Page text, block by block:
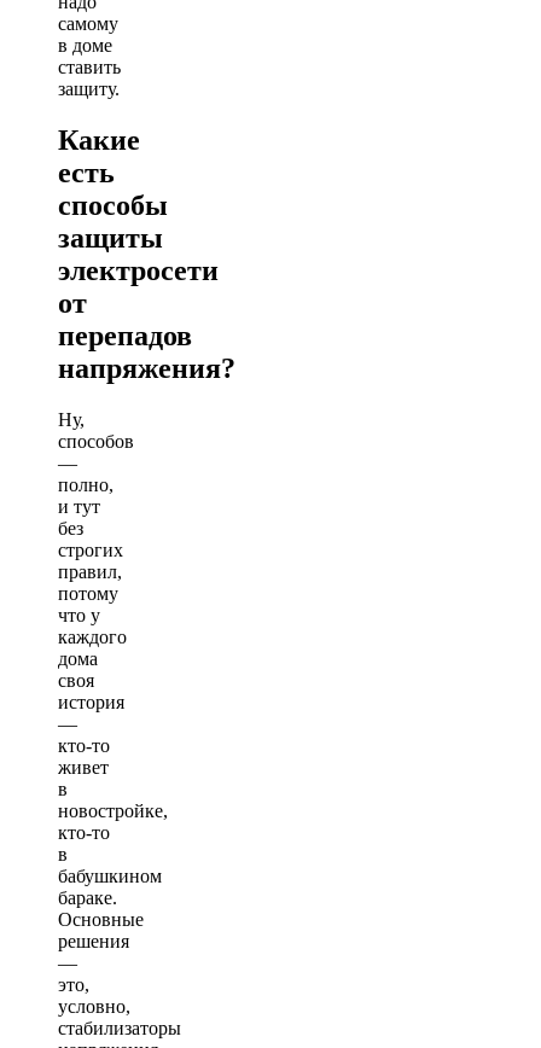
самому
в доме
ставить
защиту.
Какие
есть
способы
защиты
электросети
от
перепадов
напряжения?
Ну,
способов
—
полно,
и тут
без
строгих
правил,
потому
что у
каждого
дома
своя
история
—
кто-то
живет
в
новостройке,
кто-то
в
бабушкином
бараке.
Основные
решения
—
это,
условно,
стабилизаторы